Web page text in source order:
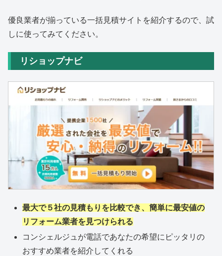
優良業者が揃っている一括見積サイトを紹介するので、試
しに使ってみてください。
リショップナビ
最大で５社の見積もりを比較でき、簡単に最安値の
リフォーム業者を見つけられる
コンシェルジュが電話であなたの希望にピッタリの
おすすめ業者を紹介してくれる